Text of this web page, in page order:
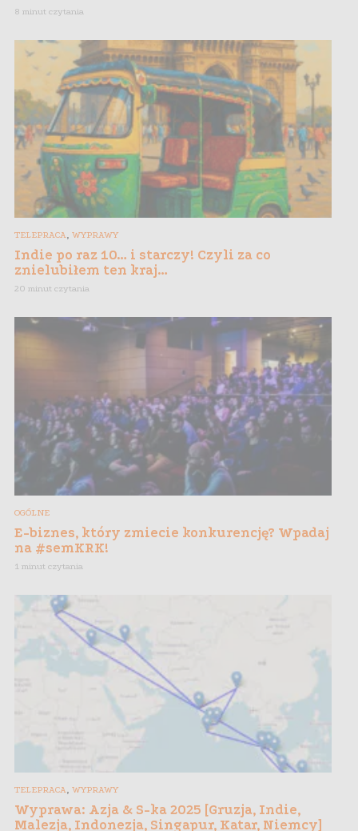
8 minut czytania
TELEPRACA, WYPRAWY
Indie po raz 10… i starczy! Czyli za co
znielubiłem ten kraj…
20 minut czytania
OGÓLNE
E-biznes, który zmiecie konkurencję? Wpadaj
na #semKRK!
1 minut czytania
TELEPRACA, WYPRAWY
Wyprawa: Azja & S-ka 2025 [Gruzja, Indie,
Malezja, Indonezja, Singapur, Katar, Niemcy]